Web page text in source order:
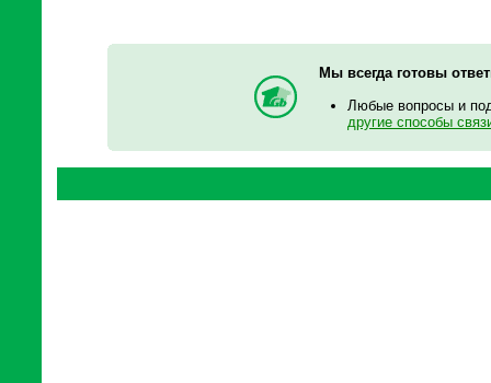
Мы всегда готовы
Любые вопросы и
другие способы